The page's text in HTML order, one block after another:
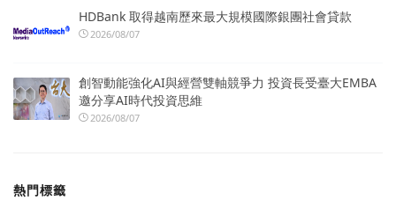
HDBank 取得越南歷來最大規模國際銀團社會貸款
2026/08/07
創智動能強化AI與經營雙軸競爭力 投資長受臺大EMBA
邀分享AI時代投資思維
2026/08/07
熱門標籤